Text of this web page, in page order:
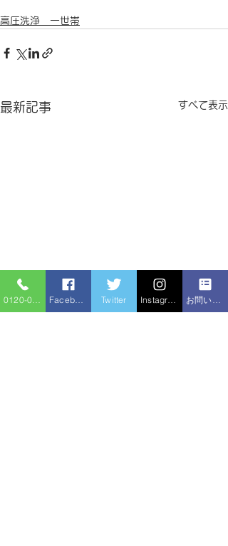
高圧洗浄 一世帯
最新記事 すべて表示
Twitter